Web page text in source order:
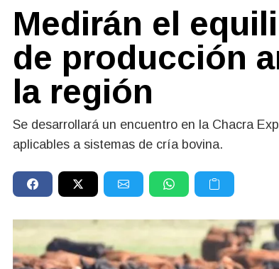
Medirán el
de producción
la región
Se desarrollará un encuentro en la Chacra
aplicables a sistemas de cría bovina.